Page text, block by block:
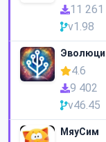
11 261
v1.98
4.6
9 402
v46.45
МяуСим